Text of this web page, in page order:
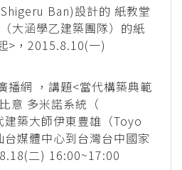
Ban)設計的 紙教堂
大涵學乙建築團隊）的紙
>，2015.8.10(一)
播網 ，講題<當代構築典範
意 多米諾系統（
築大師伊東豊雄（Toyo
媒體中心到台灣台中國家
二) 16:00~17:00